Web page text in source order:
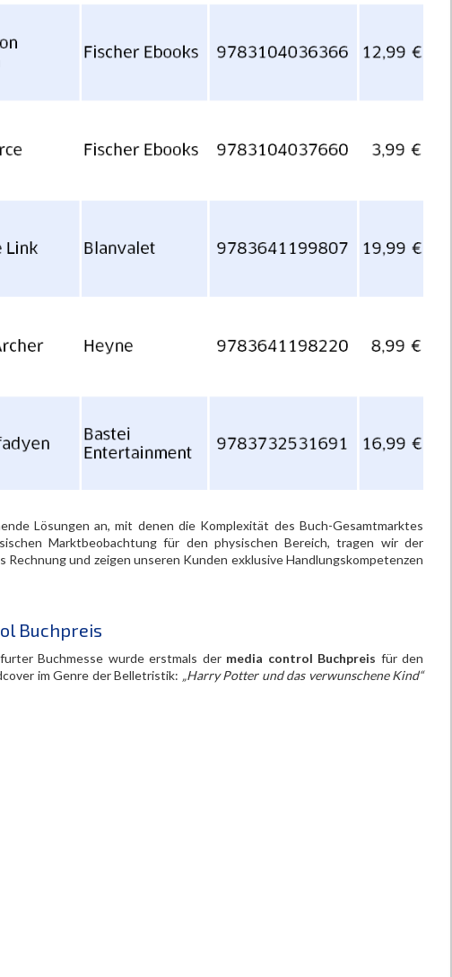
Lösungen an, mit denen die Komplexität des Buch-Gesamtmarktes
Marktbeobachtung für den physischen Bereich, tragen wir der
und zeigen unseren Kunden exklusive Handlungskompetenzen
Buchpreis
Buchmesse wurde erstmals der media control Buchpreis für den
im Genre der Belletristik: „Harry Potter und das verwunschene Kind“